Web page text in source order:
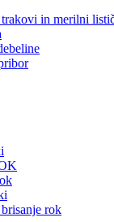
in merilni
rok